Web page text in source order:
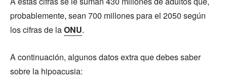
probablemente, sean 700 millones para el 2050 según
los cifras de laONU.
A continuación, algunos datos extra que debes saber
sobre la hipoacusia: